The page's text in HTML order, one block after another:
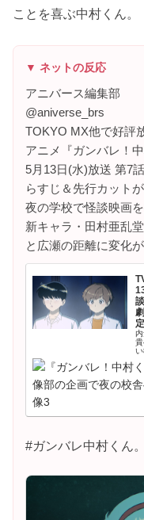
ことを喜ぶ中村くん。
▼ ネットの反応
アニバース編集部
@aniverse_brs
TOKYO MX他で好評
アニメ『ガンバレ！中
5月13日(水)放送 第7
らすじ＆先行カットが
夜の学校で怪談映画
新キャラ・田村亜乱
と広瀬の距離に変化
#ガンバレ中村くん。